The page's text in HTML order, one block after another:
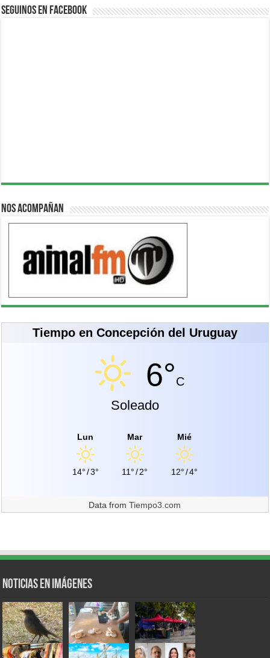
Seguinos en Facebook
Nos acompañan
Tiempo en Concepción del Uruguay
6°C
Soleado
Lun
14°/3°
Mar
11° /2°
Mié
12°/4°
Data fromTiempo3.com
Noticias en Imágenes